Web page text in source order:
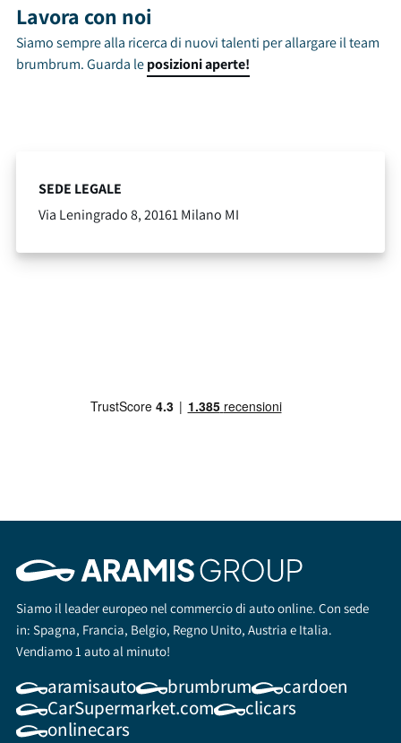
Lavora con noi
Siamo sempre alla ricerca di nuovi talenti per allargare il team
brumbrum. Guarda leposizioni aperte!
SEDE LEGALE
Via Leningrado 8, 20161 Milano MI
Siamo il leader europeo nel commercio di auto online. Con sede
in: Spagna, Francia, Belgio, Regno Unito, Austria e Italia.
Vendiamo 1 auto al minuto!
aramisauto brumbrum
cardoen
CarSupermarket.com
clicars
onlinecars